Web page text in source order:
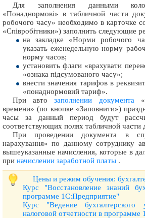
Для заполнения данными
«Понаднормові» в табличной части
робочого часу» необходимо в карточке
«Співробітники») заполнить следующие
на закладке «Норми робочого
указать еженедельную норму
норму часов;
установить флаги «врахувати
«ознака підсумованого часу»;
внести значения тарифов в
«понаднормовий тариф».
При автозаполнении документа
времени» (по кнопке «Заповнити»)
часы за данный период будут
соответствующих полях табличной части
При проведении документа в
нарахування» по данному сотруднику
вышеуказанные начисления, которые в
при начислении заработной платы .
Цены и режим обучения:
Курс "Восстановление знаний
программе 1С:Предприятие"
Курс "Ведение бухгалтерского
налоговой отчетности в